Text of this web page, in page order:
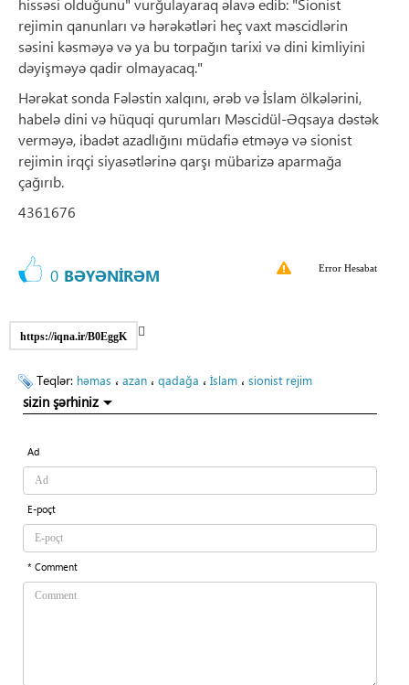
hissəsi olduğunu" vurğulayaraq əlavə edib: "Sionist
rejimin qanunları və hərəkətləri heç vaxt məscidlərin
səsini kəsməyə və ya bu torpağın tarixi və dini kimliyini
dəyişməyə qadir olmayacaq."
Hərəkat sonda Fələstin xalqını, ərəb və İslam ölkələrini,
habelə dini və hüquqi qurumları Məscidül-Əqsaya dəstək
verməyə, ibadət azadlığını müdafiə etməyə və sionist
rejimin irqçi siyasətlərinə qarşı mübarizə aparmağa
çağırıb.
4361676
0 BƏYƏNİRƏM Error Hesabat
https://iqna.ir/B0EggK
Teqlər: həmas ، azan ، qadağa ، İslam ، sionist rejim
sizin şərhiniz
Ad
E-poçt
* Comment